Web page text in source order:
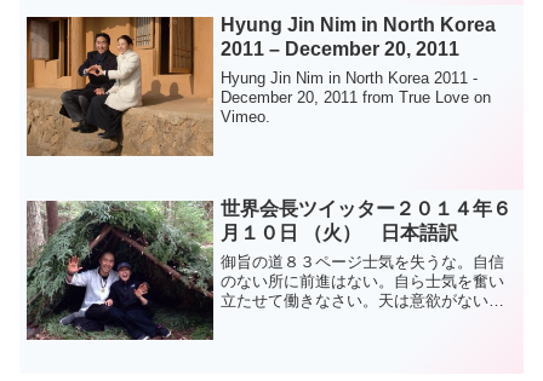
むことが出来ます。アジュ～
Hyung Jin Nim in North Korea
2011 – December 20, 2011
Hyung Jin Nim in North Korea 2011 -
December 20, 2011 from True Love on
Vimeo.
世界会長ツイッター２０１４年６
月１０日 （火） 日本語訳
御旨の道８３ページ士気を失うな。自信
のない所に前進はない。自ら士気を奮い
立たせて働きなさい。天は意欲がない所